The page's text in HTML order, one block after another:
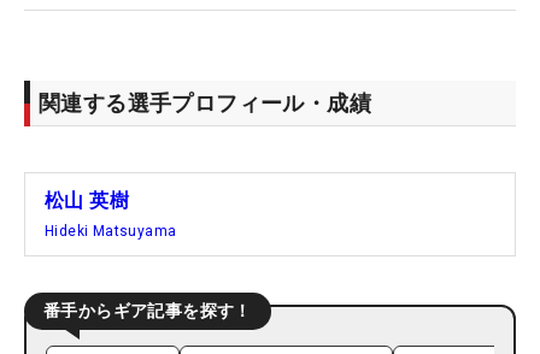
関連する選手プロフィール・成績
松山 英樹
Hideki Matsuyama
番手からギア記事を探す！